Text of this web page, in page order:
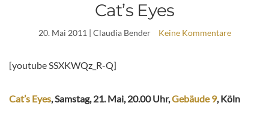
Cat’s Eyes
20. Mai 2011 | Claudia Bender Keine Kommentare
[youtube SSXKWQz_R-Q]
Cat’s Eyes, Samstag, 21. Mai, 20.00 Uhr,Gebäude 9, Köln